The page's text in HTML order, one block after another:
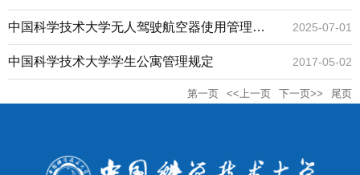
中国科学技术大学无人驾驶航空器使用管理办
法（试行）
2025-07-01
中国科学技术大学学生公寓管理规定 2017-05-02
第一页 <<上一页 下一页>> 尾页